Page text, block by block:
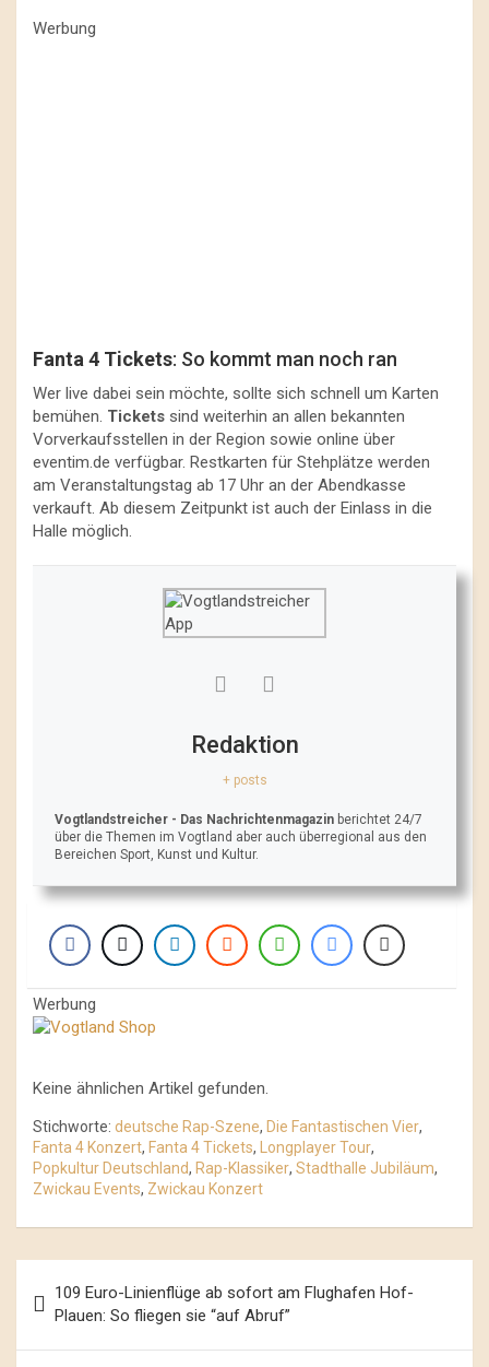
Werbung
Fanta 4 Tickets: So kommt man noch ran
Wer live dabei sein möchte, sollte sich schnell um Karten
bemühen. Tickets sind weiterhin an allen bekannten
Vorverkaufsstellen in der Region sowie online über
eventim.de verfügbar. Restkarten für Stehplätze werden
am Veranstaltungstag ab 17 Uhr an der Abendkasse
verkauft. Ab diesem Zeitpunkt ist auch der Einlass in die
Halle möglich.
Redaktion
+ posts
Vogtlandstreicher - Das Nachrichtenmagazin berichtet 24/7
über die Themen im Vogtland aber auch überregional aus den
Bereichen Sport, Kunst und Kultur.
Werbung
Keine ähnlichen Artikel gefunden.
Stichworte: deutsche Rap-Szene, Die Fantastischen Vier,
Fanta 4 Konzert, Fanta 4 Tickets, Longplayer Tour,
Popkultur Deutschland, Rap-Klassiker, Stadthalle Jubiläum,
Zwickau Events, Zwickau Konzert
Navigation
109 Euro-Linienflüge ab sofort am Flughafen Hof-
Plauen: So fliegen sie “auf Abruf”